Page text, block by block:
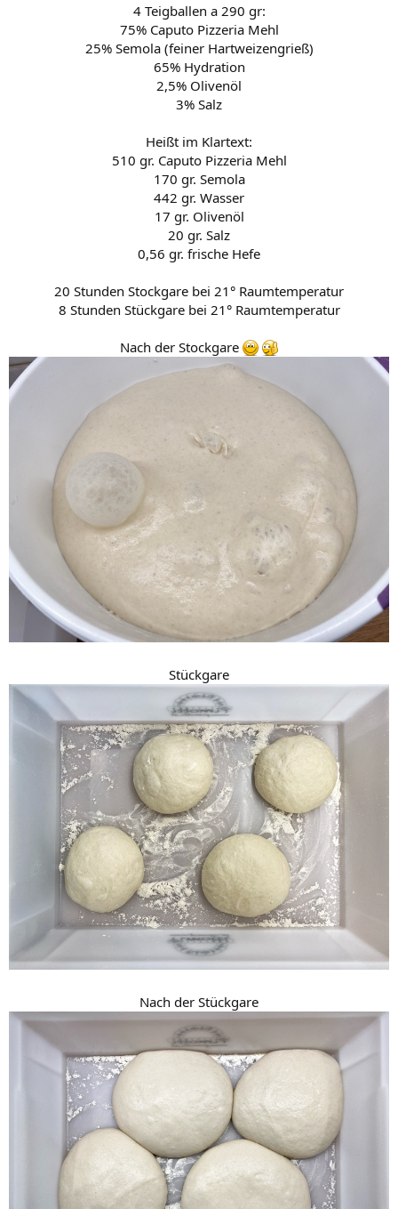
4 Teigballen a 290 gr:
75% Caputo Pizzeria Mehl
25% Semola (feiner Hartweizengrieß)
65% Hydration
2,5% Olivenöl
3% Salz
Heißt im Klartext:
510 gr. Caputo Pizzeria Mehl
170 gr. Semola
442 gr. Wasser
17 gr. Olivenöl
20 gr. Salz
0,56 gr. frische Hefe
20 Stunden Stockgare bei 21° Raumtemperatur
8 Stunden Stückgare bei 21° Raumtemperatur
Nach der Stockgare
Stückgare
Nach der Stückgare